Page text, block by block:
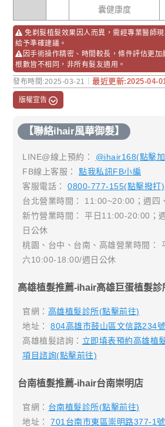
囊健康度
免剃髮植髮效果因人而異，需經專業醫師
給予準確建議。
因手術操作精密、時間較長，條件評估更
根數皆不相同，非所有髮友適用。
發布時間:2025-03-21｜ 最近更新:2025-04-
版權宣告
【聯絡ihair風華御髮】
LINE@線上預約： @ihair168(點擊
FB線上客服：點我私訊FB小編
客服電話：0800-777-155(點擊撥打)
台北營業時間： 11:00~20:00；週四
新竹營業時間： 平日11:00-20:00；
日公休
桃園、台中、台南、高雄營業時間：
六10:00-18:00/週日公休
高雄植髮推薦-ihair高雄巨蛋植髮診
官網： 高雄植髮診所(點擊前往)
地址：804高雄市鼓山區文信路234
高雄植髮諮詢： 立即填表預約高雄植
項目諮詢(點擊前往)
台南植髮推薦-ihair台南崇明店
官網： 台南植髮診所(點擊前往)
地址：701台南市東區崇明路377-1